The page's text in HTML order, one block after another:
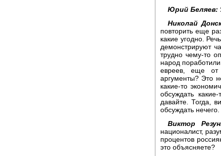
Юрий Беляев:
Николай
повторить еще
какие угодно.
демонстрируют
трудно чему-то
народ
евреев, еще от
аргументы? Это
какие-то
обсуждать
давайте. Тогда,
обсуждать нечего.
Виктор
националист,
процентов
это объясняете?